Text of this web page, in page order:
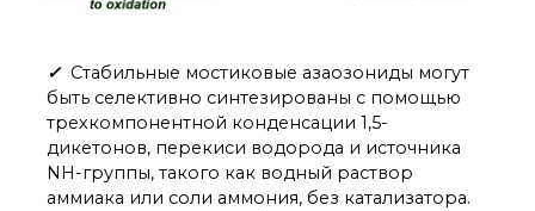
Конкурсы вакантных
История ВХК РАН
Преподавательский
состав
Достижения
✓ Стабильные мостиковые азаозониды могут
быть селективно синтезированы с помощью
трехкомпонентной конденсации 1,5-
дикетонов, перекиси водорода и источника
NH-группы, такого как водный раствор
аммиака или соли аммония, без катализатора.